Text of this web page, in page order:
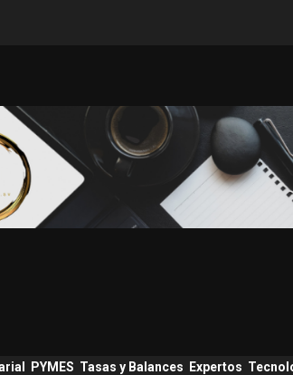
PYMES Tasas y Balances Expertos